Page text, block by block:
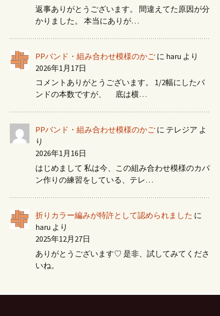
返事ありがとうございます。 間違えてた原因が分
かりました。 本当にありが…
PPバンド・組み合わせ模様のかご に haru より
2026年1月17日
コメントありがとうございます。 1/2幅にしたバ
ンドの本数ですが、 底は横…
PPバンド・組み合わせ模様のかご に テレジア よ
り
2026年1月16日
はじめまして 私は今、この組み合わせ模様のカバ
ン作りの練習をしている、テレ…
折りカラー編みが特許として認められました に
haru より
2025年12月27日
ありがとうございます♡ 是非、試してみてくださ
いね。